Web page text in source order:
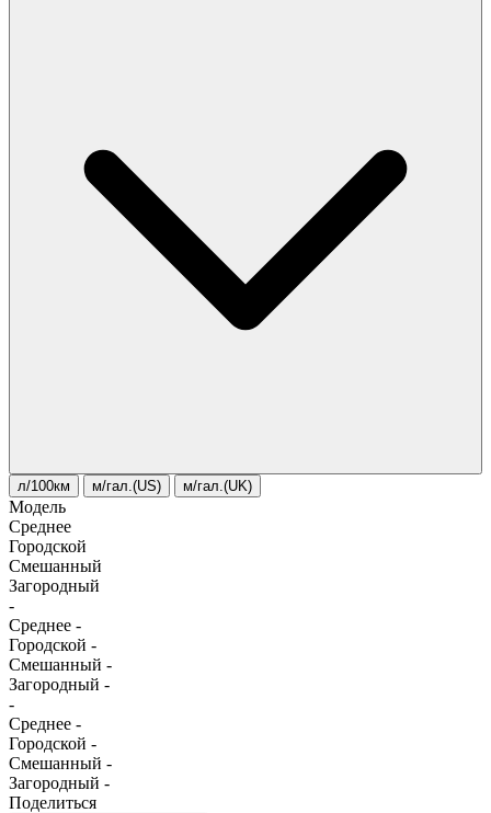
л/100км м/гал.(US) м/гал.(UK)
Модель
Среднее
Городской
Смешанный
Загородный
-
Среднее -
Городской -
Смешанный -
Загородный -
-
Среднее -
Городской -
Смешанный -
Загородный -
Поделиться